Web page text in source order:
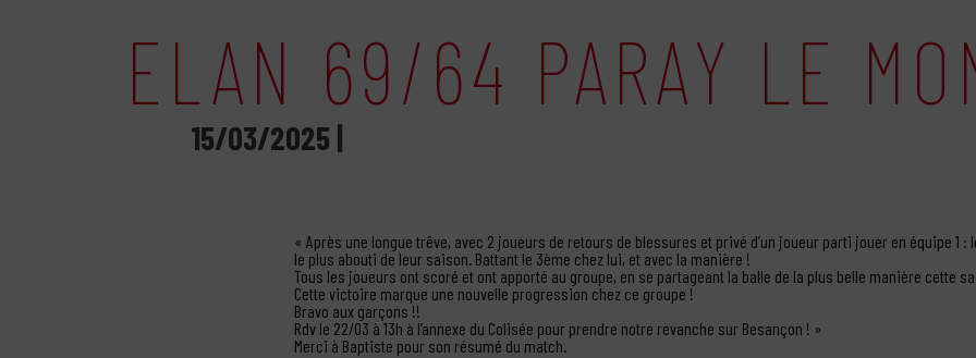
ELAN 69/64 PARAY LE
15/03/2025 |
« Après une longue trêve, avec 2 joueurs de retours de blessures et privé d’un joueur parti jouer en équipe 1
le plus abouti de leur saison. Battant le 3ème chez lui, et avec la manière !
Tous les joueurs ont scoré et ont apporté au groupe, en se partageant la balle de la plus belle manière cette
Cette victoire marque une nouvelle progression chez ce groupe !
Bravo aux garçons !!
Rdv le 22/03 à 13h à l’annexe du Colisée pour prendre notre revanche sur Besançon ! »
Merci à Baptiste pour son résumé du match.